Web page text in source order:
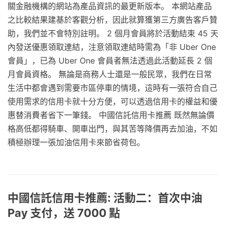
關金融機構的網站為產品資訊的最更新版本。 本網站產品
之比較結果建基於客觀分析，因此就算獲第三方廣告客戶贊
助，我們並不會特別註明。 2 個月會員將於活動結束 45 天
內發送優惠領取連結，注意領取連結時需為「非 Uber One
會員」，已為 Uber One 會員者無法透過此活動延長 2 個
月會員資格。 無論是商務人士還是一般民眾，我們在日常
生活中都會遇到需要市區停車的情境，這時有一張符合自己
使用需求的信用卡就十分方便，可以透過信用卡的權益和優
惠替消費者省下一筆錢。 中國信託信用卡推薦 既然無論價
格高低都得騎車、開車出門，與其苦等降價再去加油，不如
積極辦理一張加油信用卡來節省荷包。
中國信託信用卡推薦: 活動二：首次中油
Pay 支付，送 7000 點